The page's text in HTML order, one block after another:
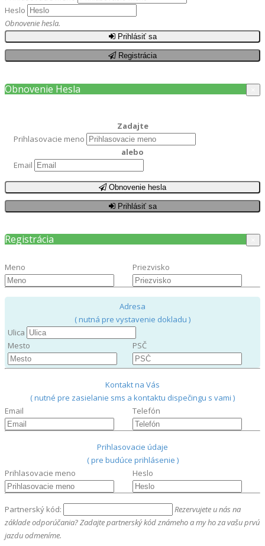
Heslo
Obnovenie hesla.
Prihlásiť sa
Registrácia
Obnovenie Hesla
Zadajte
Prihlasovacie meno
alebo
Email
Obnovenie hesla
Prihlásiť sa
Registrácia
Meno Priezvisko
Adresa
( nutná pre vystavenie dokladu )
Ulica
Mesto
PSČ
Kontakt na Vás
( nutné pre zasielanie sms a kontaktu dispečingu s vami )
Email
Telefón
Prihlasovacie údaje
( pre budúce prihlásenie )
Prihlasovacie meno
Heslo
Partnerský kód:
Rezervujete u nás na
základe odporúčania? Zadajte partnerský kód známeho a my ho za vašu prvú
jazdu odmeníme.